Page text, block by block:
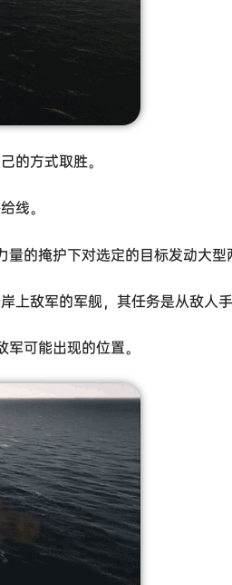
的方式取胜。
线。
的掩护下对选定的目标发动大型
敌军的军舰，其任务是从敌人手
可能出现的位置。